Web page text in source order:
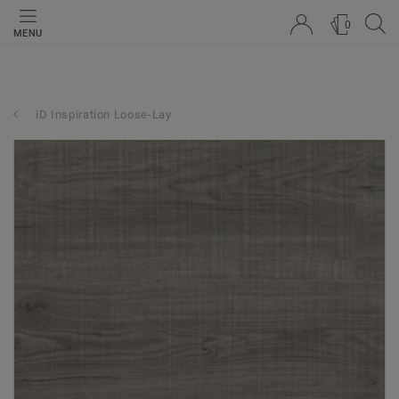
MENU
0
iD Inspiration Loose-Lay